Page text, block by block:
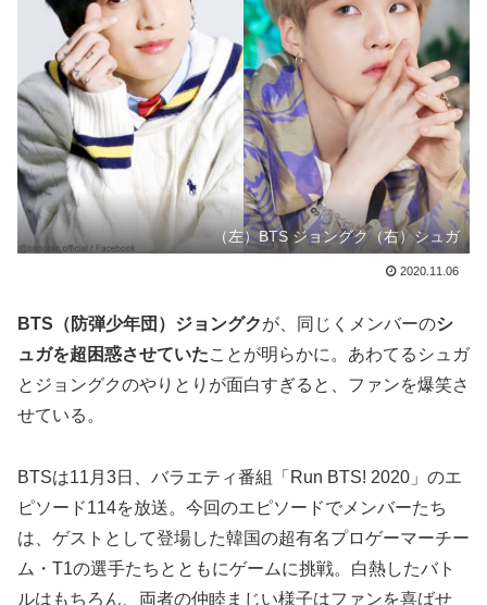
（左）BTS ジョングク（右）シュガ
2020.11.06
BTS（防弾少年団）ジョングクが、同じくメンバーのシ
ュガを超困惑させていたことが明らかに。あわてるシュガ
とジョングクのやりとりが面白すぎると、ファンを爆笑さ
せている。
BTSは11月3日、バラエティ番組「Run BTS! 2020」のエ
ピソード114を放送。今回のエピソードでメンバーたち
は、ゲストとして登場した韓国の超有名プロゲーマーチー
ム・T1の選手たちとともにゲームに挑戦。白熱したバト
ルはもちろん、両者の仲睦まじい様子はファンを喜ばせ